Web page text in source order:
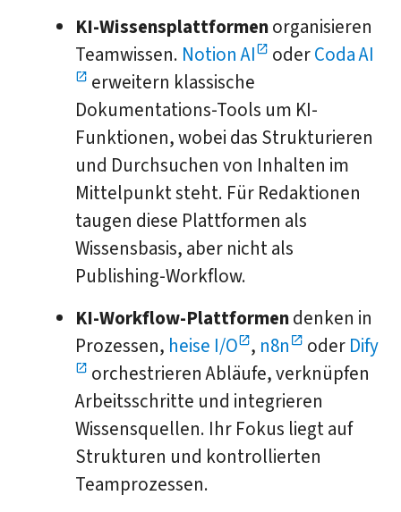
KI-Wissensplattformenorganisieren
Teamwissen. Notion AI oderCoda AI
erweitern klassische
Dokumentations-Tools um KI-
Funktionen, wobei das Strukturieren
und Durchsuchen von Inhalten im
Mittelpunkt steht. Für Redaktionen
taugen diese Plattformen als
Wissensbasis, aber nicht als
Publishing-Workflow.
KI-Workflow-Plattformendenken in
Prozessen, heise I/O , n8n oder Dify
orchestrieren Abläufe, verknüpfen
Arbeitsschritte und integrieren
Wissensquellen. Ihr Fokus liegt auf
Strukturen und kontrollierten
Teamprozessen.